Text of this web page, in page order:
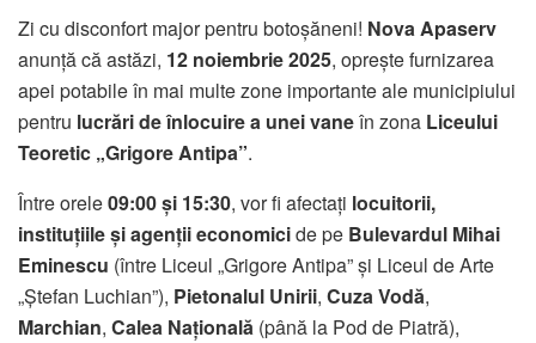
Zi cu disconfort major pentru botoșăneni! Nova Apaserv
anunță că astăzi, 12 noiembrie 2025, oprește furnizarea
apei potabile în mai multe zone importante ale municipiului
pentru lucrări de înlocuire a unei vaneîn zona Liceului
Teoretic „Grigore Antipa”.
Între orele09:00 și 15:30, vor fi afectați locuitorii,
instituțiile și agenții economicide pe Bulevardul Mihai
Eminescu (între Liceul „Grigore Antipa” și Liceul de Arte
„Ștefan Luchian”), Pietonalul Unirii, Cuza Vodă,
Marchian, Calea Națională (până la Pod de Piatră),